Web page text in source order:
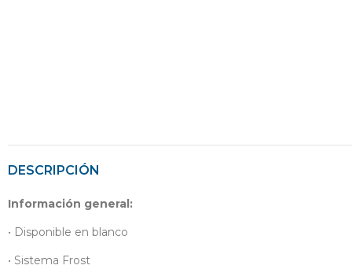
DESCRIPCIÓN
Información general:
• Disponible en blanco
• Sistema Frost